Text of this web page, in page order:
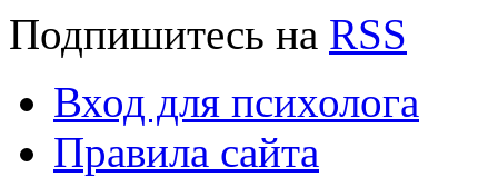
Подпишитесь на RSS
Вход для психолога
Правила сайта